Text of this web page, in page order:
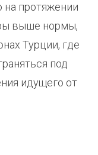
на протяжении
выше нормы,
Турции, где
под
идущего от